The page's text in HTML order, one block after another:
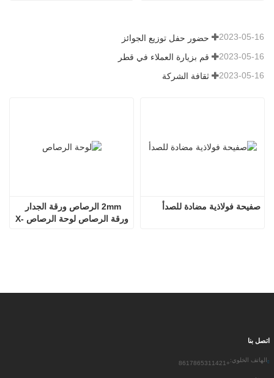
حضور حفل توزيع الجوائز 2023-05-16
قم بزيارة العملاء في قطر 2023-05-16
ثقافة الشركة 2023-05-16
ورقة الرصاص لوحة الرصاص X-
صفيحة فولاذية مضادة للصدأ
اتصل بنا
الهاتف الخلوي:+8617865311421